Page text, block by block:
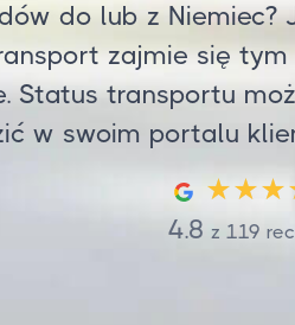
do lub z Niemiec?
zajmie się tym
Status transportu
w swoim portalu
4.8 z119